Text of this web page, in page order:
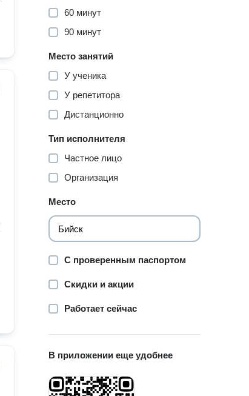
60 минут
90 минут
Место занятий
У ученика
У репетитора
Дистанционно
Тип исполнителя
Частное лицо
Организация
Место
С проверенным паспортом
Скидки и акции
Работает сейчас
В приложении еще удобнее